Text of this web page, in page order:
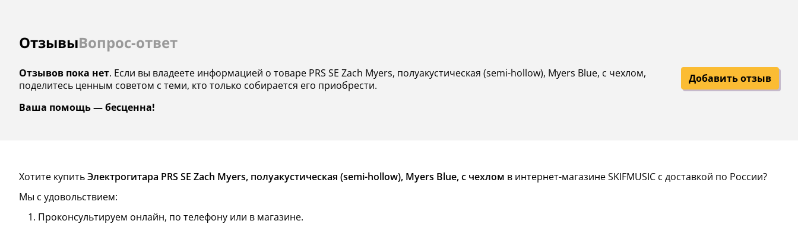
ОтзывыВопрос-ответ
Отзывов пока нет. Если вы владеете информацией о товаре PRS SE Zach Myers, полуакустическая (semi-hollow), Myers Blue, с чехлом,
поделитесь ценным советом с теми, кто только собирается его приобрести.
Ваша помощь — бесценна!
Добавить отзыв
Хотите купитьЭлектрогитара PRS SE Zach Myers, полуакустическая (semi-hollow), Myers Blue, с чехлом в интернет-магазине SKIFMUSIC с доставкой по России?
Мы с удовольствием:
Проконсультируем онлайн, по телефону или в магазине.